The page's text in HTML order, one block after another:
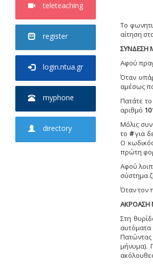
teleteaching
register
login.ntua.gr
myphone
directory
Το
αίτηση
ΣΥΝΔΕΣΗ
Αφού
Όταν
αμέσως
Πατάτε
αριθμό
Μόλις
το #για
Ο
πρώτη
Αφού
σύστημα
Όταν τον
Στη
μήνυμα).